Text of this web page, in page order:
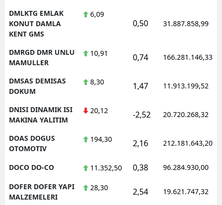
DMLKTG EMLAK
KONUT DAMLA
KENT GMS
6,09
0,50 31.887.858,99
DMRGD DMR UNLU
MAMULLER
10,91 0,74 166.281.146,33
DMSAS DEMISAS
DOKUM
8,30 1,47 11.913.199,52
DNISI DINAMIK ISI
MAKINA YALITIM
20,12 -2,52 20.720.268,32
DOAS DOGUS
OTOMOTIV
194,30 2,16 212.181.643,20
DOCO DO-CO 11.352,50 0,38 96.284.930,00
DOFER DOFER YAPI
MALZEMELERI
28,30 2,54 19.621.747,32